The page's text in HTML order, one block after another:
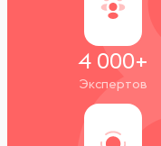
4 000+
Экспертов